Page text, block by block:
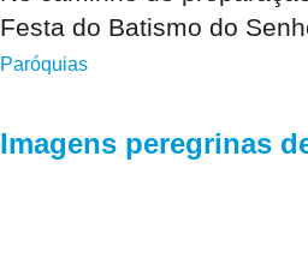
Festa do Batismo do
Paróquias
Imagens peregrinas